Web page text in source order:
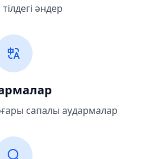
әндер
сапалы аудармалар